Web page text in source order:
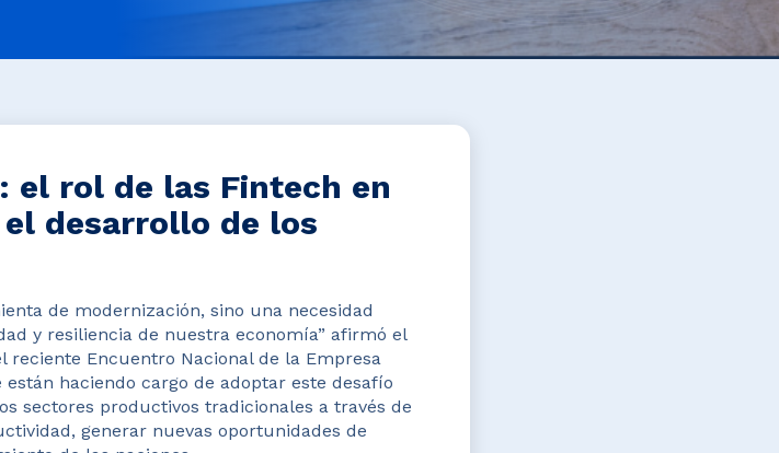
el rol de las Fintech en
desarrollo de los
de modernización, sino una necesidad
y resiliencia de nuestra economía” afirmó el
reciente Encuentro Nacional de la Empresa
haciendo cargo de adoptar este desafío
sectores productivos tradicionales a través de
generar nuevas oportunidades de